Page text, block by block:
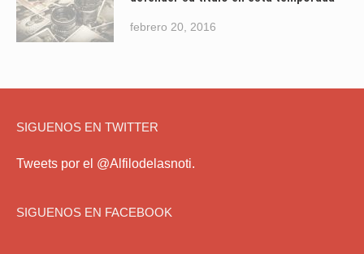
febrero 20, 2016
SIGUENOS EN TWITTER
Tweets por el @Alfilodelasnoti.
SIGUENOS EN FACEBOOK